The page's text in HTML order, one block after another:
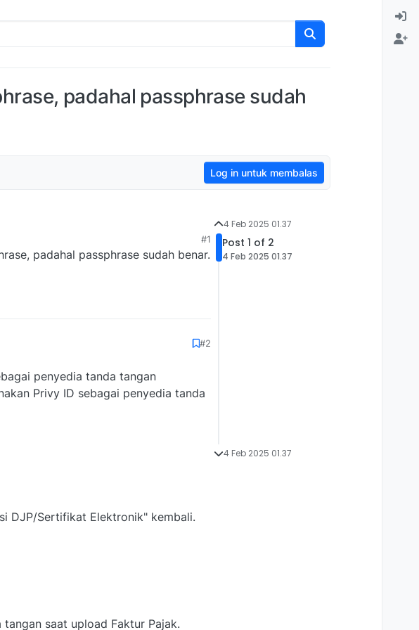
padahal passphrase sudah
Log in untuk membalas
#1
padahal passphrase sudah benar.
#2
penyedia tanda tangan
Privy ID sebagai penyedia tanda
DJP/Sertifikat Elektronik" kembali.
saat upload Faktur Pajak.
4 Feb 2025 01.37
Post 1 of 2
4 Feb 2025 01.37
4 Feb 2025 01.37